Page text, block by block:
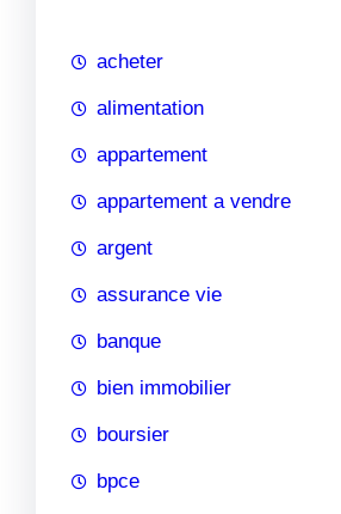
h
acheter
alimentation
appartement
appartement a vendre
argent
assurance vie
banque
bien immobilier
boursier
bpce